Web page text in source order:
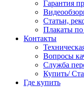
Гарантия
Статьи,
Плакаты
Контакты
Вопросы
Служба
Купить/
Где купить